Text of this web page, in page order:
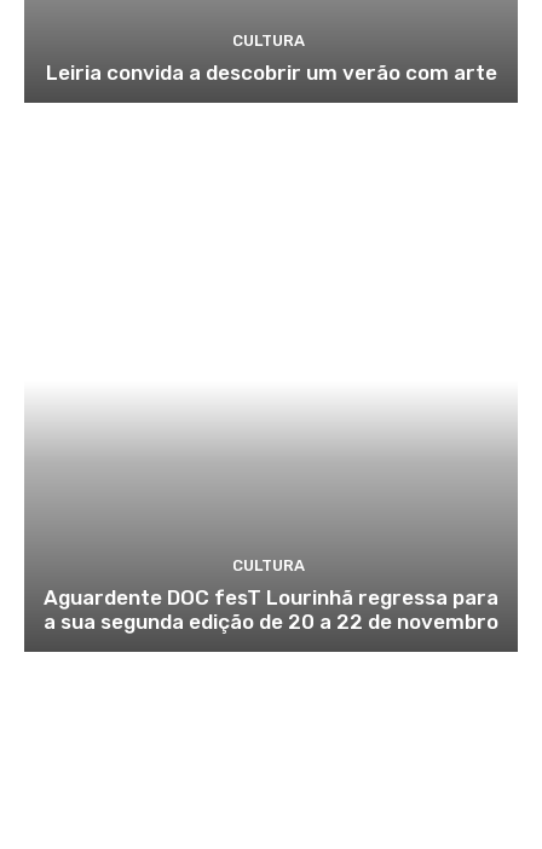
CULTURA
Leiria convida a descobrir um verão com arte
CULTURA
Aguardente DOC fesT Lourinhã regressa para
a sua segunda edição de 20 a 22 de novembro